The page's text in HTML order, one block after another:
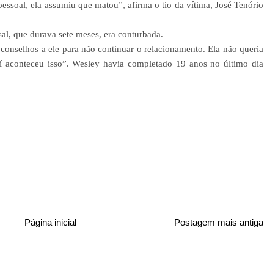
ela assumiu que matou”, afirma o tio da vítima, José Tenório
que durava sete meses, era conturbada.
a ele para não continuar o relacionamento. Ela não queria
aconteceu isso”.Wesley havia completado 19 anos no último dia
Postagem mais antiga
Página inicial